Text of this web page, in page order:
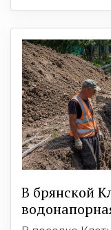
В брянской